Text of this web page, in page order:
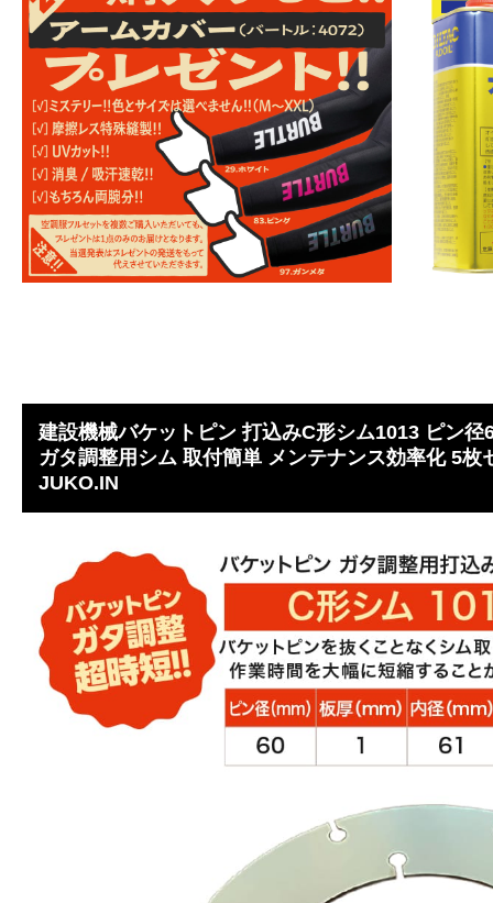
建設機械バケットピン 打込みC形シム1013 ピン
ガタ調整用シム 取付簡単 メンテナンス効率化 5枚
JUKO.IN